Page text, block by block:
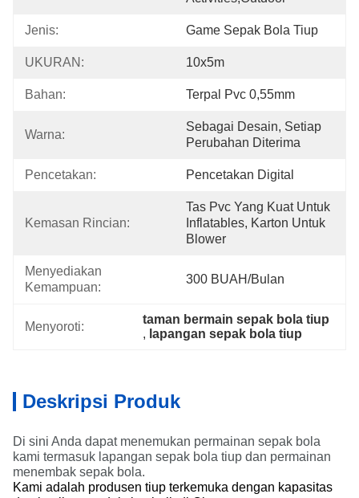
Jenis: Game Sepak Bola Tiup
UKURAN: 10x5m
Bahan: Terpal Pvc 0,55mm
Warna:
Sebagai Desain, Setiap
Perubahan Diterima
Pencetakan: Pencetakan Digital
Kemasan Rincian:
Tas Pvc Yang Kuat Untuk
Inflatables, Karton Untuk
Blower
Menyediakan
Kemampuan:
300 BUAH/Bulan
Menyoroti:
taman bermain sepak bola tiup
, lapangan sepak bola tiup
Deskripsi Produk
Di sini Anda dapat menemukan permainan sepak bola
kami termasuk lapangan sepak bola tiup dan permainan
menembak sepak bola.
Kami adalah produsen tiup terkemuka dengan kapasitas